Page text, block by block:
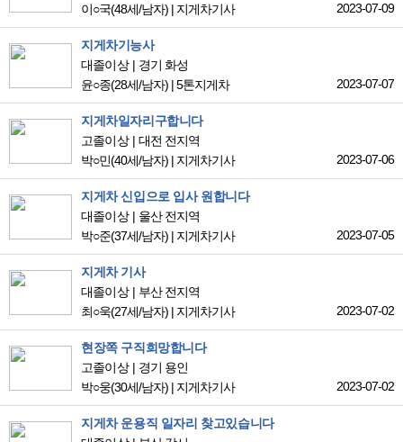
이○국(48세/남자) | 지게차기사 2023-07-09
지게차기능사
대졸이상
경기 화성
윤○종(28세/남자) |5톤지게차 2023-07-07
지게차일자리구합니다
고졸이상
대전 전지역
박○민(40세/남자) | 지게차기사 2023-07-06
지게차 신입으로 입사 원합니다
대졸이상
울산 전지역
박○준(37세/남자) | 지게차기사 2023-07-05
지게차 기사
대졸이상
부산 전지역
최○욱(27세/남자) | 지게차기사 2023-07-02
현장쪽 구직희망합니다
고졸이상
경기 용인
박○웅(30세/남자) | 지게차기사 2023-07-02
지게차 운용직 일자리 찾고있습니다